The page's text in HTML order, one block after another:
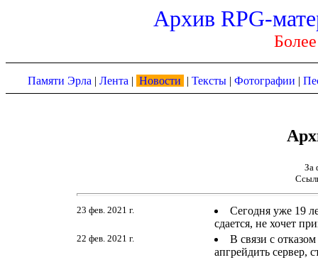
Архив RPG-
Памяти Эрла | Лента | Новости | Тексты | Фотографии |
За
23 фев. 2021 г.
Сегодня уже 19
сдается, не хочет
22 фев. 2021 г.
В связи с
апгрейдить сервер,